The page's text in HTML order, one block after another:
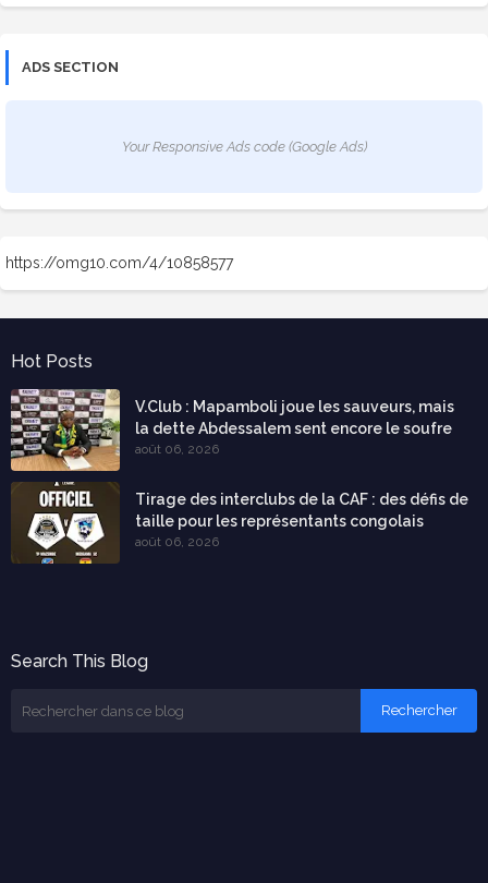
ADS SECTION
Your Responsive Ads code (Google Ads)
https://omg10.com/4/10858577
Hot Posts
V.Club : Mapamboli joue les sauveurs, mais
la dette Abdessalem sent encore le soufre
août 06, 2026
Tirage des interclubs de la CAF : des défis de
taille pour les représentants congolais
août 06, 2026
Search This Blog